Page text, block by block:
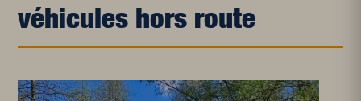
véhicules hors route